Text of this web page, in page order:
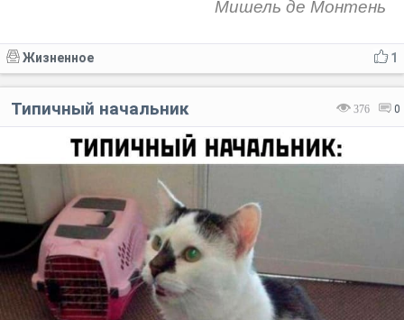
Мишель де Монтень
1
Жизненное
376 0
Типичный начальник